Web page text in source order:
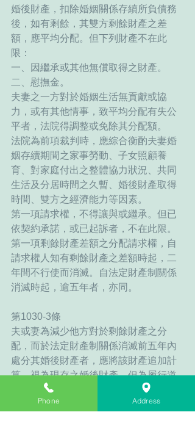
婚後財產，扣除婚姻關係存續所負債務
後，如有剩餘，其雙方剩餘財產之差
額，應平均分配。但下列財產不在此
限：
一、因繼承或其他無償取得之財產。
二、慰撫金。
夫妻之一方對於婚姻生活無貢獻或協
力，或有其他情事，致平均分配有失公
平者，法院得調整或免除其分配額。
法院為前項裁判時，應綜合衡酌夫妻婚
姻存續期間之家事勞動、子女照顧養
育、對家庭付出之整體協力狀況、共同
生活及分居時間之久暫、婚後財產取得
時間、雙方之經濟能力等因素。
第一項請求權，不得讓與或繼承。但已
依契約承諾，或已起訴者，不在此限。
第一項剩餘財產差額之分配請求權，自
請求權人知有剩餘財產之差額時起，二
年間不行使而消滅。自法定財產制關係
消滅時起，逾五年者，亦同。
第1030-3條
夫或妻為減少他方對於剩餘財產之分
配，而於法定財產制關係消滅前五年內
處分其婚後財產者，應將該財產追加計
算，視為現存之婚後財產。但為履行道
德上義務所為之相當贈與，不在此限。
前項情形，分配權利人於義務人不足清
Phone Address